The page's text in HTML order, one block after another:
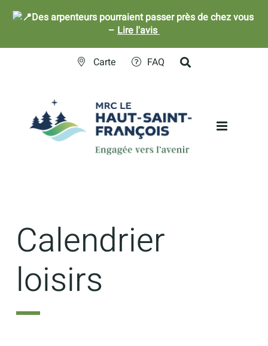
Des arpenteurs pourraient passer près de chez vous
– Lire l'avis
Carte FAQ
Calendrier
loisirs